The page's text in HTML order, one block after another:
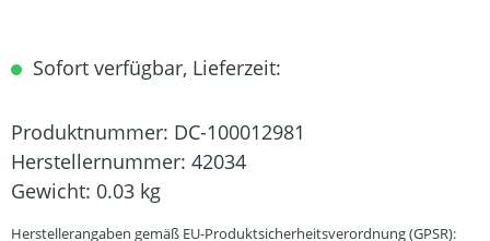
Sofort verfügbar, Lieferzeit:
Produktnummer: DC-100012981
Herstellernummer: 42034
Gewicht: 0.03 kg
Herstellerangaben gemäß EU-Produktsicherheitsverordnung (GPSR):